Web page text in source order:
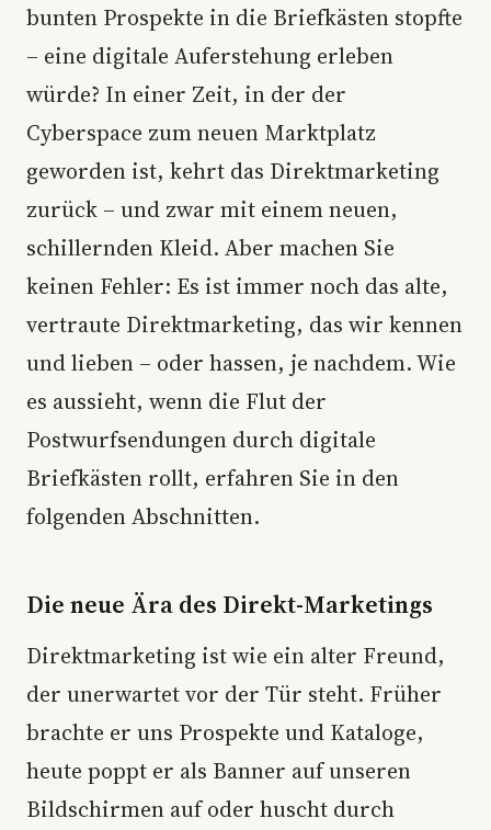
bunten Prospekte in die Briefkästen stopfte
– eine digitale Auferstehung erleben
würde? In einer Zeit, in der der
Cyberspace zum neuen Marktplatz
geworden ist, kehrt das Direktmarketing
zurück – und zwar mit einem neuen,
schillernden Kleid. Aber machen Sie
keinen Fehler: Es ist immer noch das alte,
vertraute Direktmarketing, das wir kennen
und lieben – oder hassen, je nachdem. Wie
es aussieht, wenn die Flut der
Postwurfsendungen durch digitale
Briefkästen rollt, erfahren Sie in den
folgenden Abschnitten.
Die neue Ära des Direkt-Marketings
Direktmarketing ist wie ein alter Freund,
der unerwartet vor der Tür steht. Früher
brachte er uns Prospekte und Kataloge,
heute poppt er als Banner auf unseren
Bildschirmen auf oder huscht durch